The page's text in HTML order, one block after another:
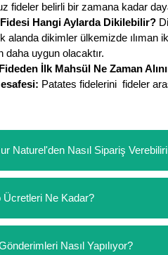
fideler belirli bir zamana kadar
Hangi Aylarda Dikilebilir?
alanda dikimler ülkemizde
daha uygun olacaktır.
İlk Mahsül Ne Zaman
Patates fidelerini fideler
Naturel'den Nasıl Sipariş
verebilirsiniz. Sitemizden
yoktur.
Ücretleri Ne Kadar?
sepetinizdeki ürünleri
Nasıl Yapılıyor?